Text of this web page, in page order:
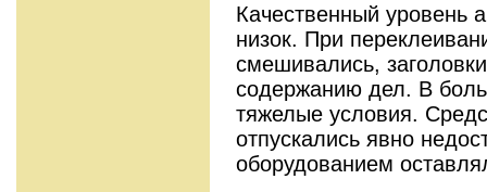
Качественный уровень
низок. При
смешивались,
содержанию дел. В
тяжелые условия.
отпускались явно
оборудованием